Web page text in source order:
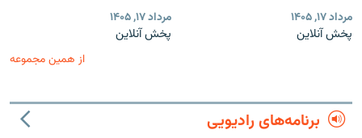
مرداد ۱۷, ۱۴۰۵
پخش آنلاین
مرداد ۱۷, ۱۴۰۵
پخش آنلاین
از همین مجموعه
برنامه‌های رادیویی